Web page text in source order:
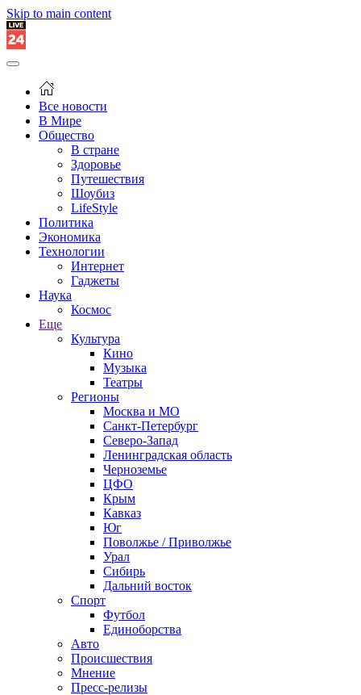
Skip to main content
Все новости
В Мире
Общество
В стране
Здоровье
Путешествия
Шоубиз
LifeStyle
Политика
Экономика
Технологии
Интернет
Гаджеты
Наука
Космос
Еще
Культура
Кино
Музыка
Театры
Регионы
Москва и МО
Санкт-Петербург
Северо-Запад
Ленинградская область
Черноземье
ЦФО
Крым
Кавказ
Юг
Поволжье / Приволжье
Урал
Сибирь
Дальний восток
Спорт
Футбол
Единоборства
Авто
Происшествия
Мнение
Пресс-релизы